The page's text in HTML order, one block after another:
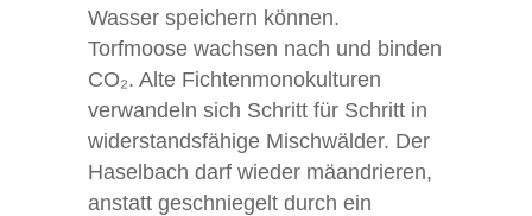
Wasser speichern können.
Torfmoose wachsen nach und binden
CO₂. Alte Fichtenmonokulturen
verwandeln sich Schritt für Schritt in
widerstandsfähige Mischwälder. Der
Haselbach darf wieder mäandrieren,
anstatt geschniegelt durch ein